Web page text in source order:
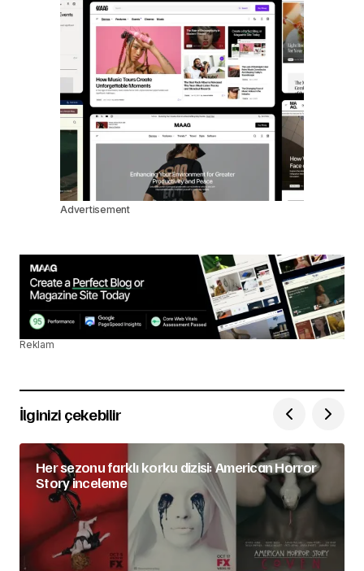
Advertisement
Reklam
İlginizi çekebilir
Her sezonu farklı korku dizisi: American Horror
Story inceleme